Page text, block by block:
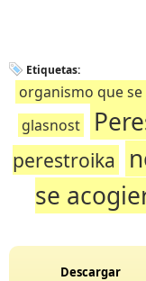
Etiquetas:
organismo que
glasnost
perestroika
se
Descargar